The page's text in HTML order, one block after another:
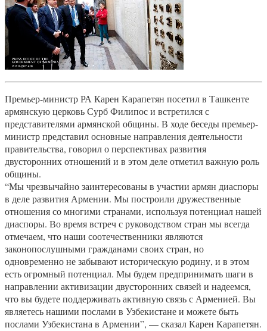
Премьер-министр РА Карен Карапетян посетил в Ташкенте
армянскую церковь Сурб Филипос и встретился с
представителями армянской общины. В ходе беседы премьер-
министр представил основные направления деятельности
правительства, говорил о перспективах развития
двусторонних отношений и в этом деле отметил важную роль
общины.
“Мы чрезвычайно заинтересованы в участии армян диаспоры
в деле развития Армении. Мы построили дружественные
отношения со многими странами, используя потенциал нашей
диаспоры. Во время встреч с руководством стран мы всегда
отмечаем, что наши соотечественники являются
законопослушными гражданами своих стран, но
одновременно не забывают историческую родину, и в этом
есть огромный потенциал. Мы будем предпринимать шаги в
направлении активизации двусторонних связей и надеемся,
что вы будете поддерживать активную связь с Арменией. Вы
являетесь нашими послами в Узбекистане и можете быть
послами Узбекистана в Армении”, — сказал Карен Карапетян.